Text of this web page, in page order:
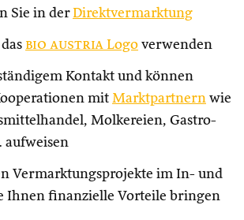
Sie in derDirektvermarktung
bio austria Logo verwenden
Kontakt und können
mit Marktpartnern wie
Molkereien, Gastro-
aufweisen
Vermarktungsprojekte im In- und
Ihnen finanzielle Vorteile bringen